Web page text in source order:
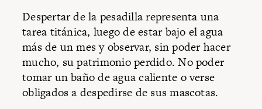
Despertar de la pesadilla representa una
tarea titánica, luego de estar bajo el agua
más de un mes y observar, sin poder hacer
mucho, su patrimonio perdido. No poder
tomar un baño de agua caliente o verse
obligados a despedirse de sus mascotas.